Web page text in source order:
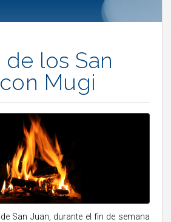
los San
Mugi
San Juan, durante el fin de semana